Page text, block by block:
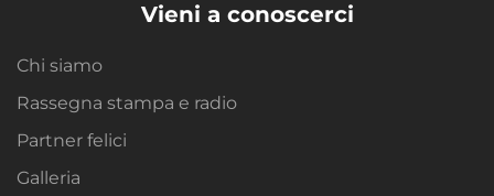
Vieni a conoscerci
Chi siamo
Rassegna stampa e radio
Partner felici
Galleria